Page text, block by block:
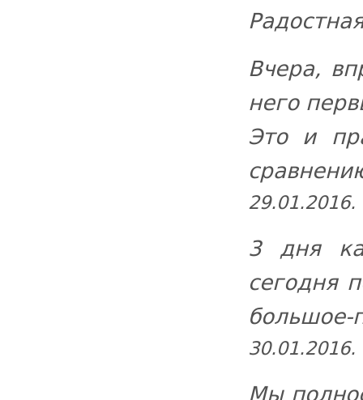
Вчера,
него
Это и
29.01.2016.
3 дня
сегодня
30.01.2016.